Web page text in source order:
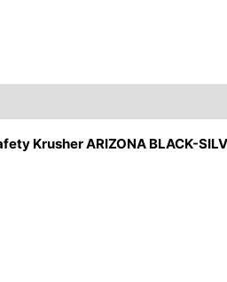
Krusher ARIZONA BLACK-